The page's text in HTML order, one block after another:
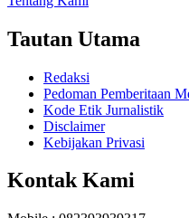
Tautan Utama
Redaksi
Pedoman Pemberitaan
Kode Etik Jurnalistik
Disclaimer
Kebijakan Privasi
Kontak Kami